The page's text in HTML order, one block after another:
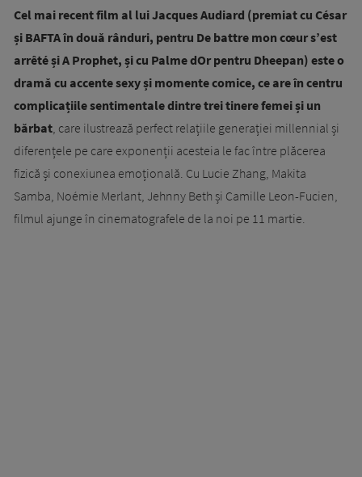
Cel mai recent film al lui Jacques Audiard (premiat cu César
și BAFTA în două rânduri, pentru De battre mon cœur s’est
arrêté și A Prophet, și cu Palme dOr pentru Dheepan) este o
dramă cu accente sexy și momente comice, ce are în centru
complicațiile sentimentale dintre trei tinere femei și un
bărbat , care ilustrează perfect relațiile generației millennial și
diferențele pe care exponenții acesteia le fac între plăcerea
fizică și conexiunea emoțională. Cu Lucie Zhang, Makita
Samba, Noémie Merlant, Jehnny Beth și Camille Leon-Fucien,
filmul ajunge în cinematografele de la noi pe 11 martie.